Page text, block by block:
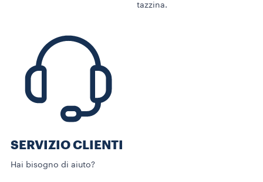
tazzina.
SERVIZIO CLIENTI​
Hai bisogno di aiuto?​